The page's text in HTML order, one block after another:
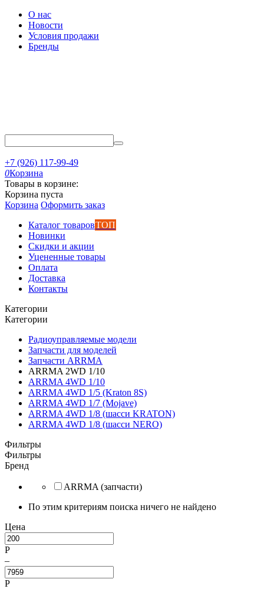
О нас
Новости
Условия продажи
Бренды
+7 (926) 117-99-49
0Корзина
Товары в корзине:
Корзина пуста
Корзина Оформить заказ
Каталог товаровТОП
Новинки
Скидки и акции
Уцененные товары
Оплата
Доставка
Контакты
Категории
Категории
Радиоуправляемые модели
Запчасти для моделей
Запчасти ARRMA
ARRMA 2WD 1/10
ARRMA 4WD 1/10
ARRMA 4WD 1/5 (Kraton 8S)
ARRMA 4WD 1/7 (Mojave)
ARRMA 4WD 1/8 (шасси KRATON)
ARRMA 4WD 1/8 (шасси NERO)
Фильтры
Фильтры
Бренд
ARRMA (запчасти)
По этим критериям поиска ничего не найдено
Цена
Р
–
Р